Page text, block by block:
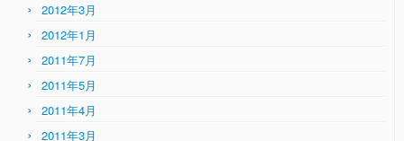
2012年3月
2012年1月
2011年7月
2011年5月
2011年4月
2011年3月